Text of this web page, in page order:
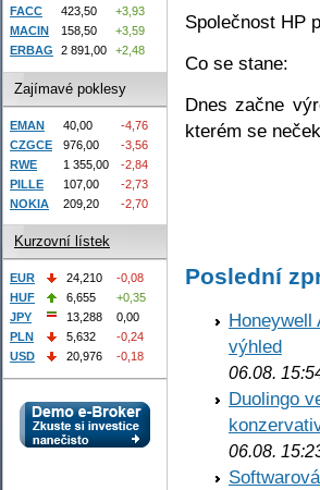
Společnost HP
Co se stane:
Dnes začne
kterém se
Poslední
výhled
06.08.
Duolingo
06.08.
FACC
423,50
+3,93
MACIN
158,50
+3,59
ERBAG
2 891,00 +2,48
Zajímavé poklesy
EMAN 40,00
-4,76
CZGCE
976,00
-3,56
RWE
1 355,00
-2,84
PILLE
107,00
-2,73
NOKIA
209,20 -2,70
Kurzovní lístek
EUR 24,210
-0,08
HUF
6,655
+0,35
JPY
13,288
0,00
PLN
5,632
-0,24
USD
20,976 -0,18